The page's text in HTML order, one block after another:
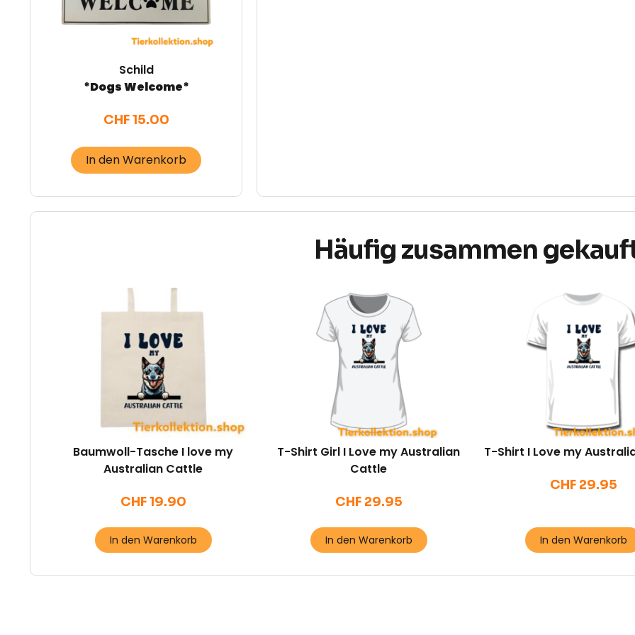
Schild
*Dogs Welcome*
CHF15.00
In den Warenkorb
Häufig zusammen
Baumwoll-Tasche I love my
Australian Cattle
CHF19.90
In den Warenkorb
T-Shirt Girl I Love my Australian
Cattle
CHF29.95
In den Warenkorb
T-Shirt I Love my
CHF 29.95
In den Warenkorb